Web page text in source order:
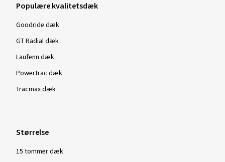
Populære kvalitetsdæk
Goodride dæk
GT Radial dæk
Laufenn dæk
Powertrac dæk
Tracmax dæk
Størrelse
15 tommer dæk